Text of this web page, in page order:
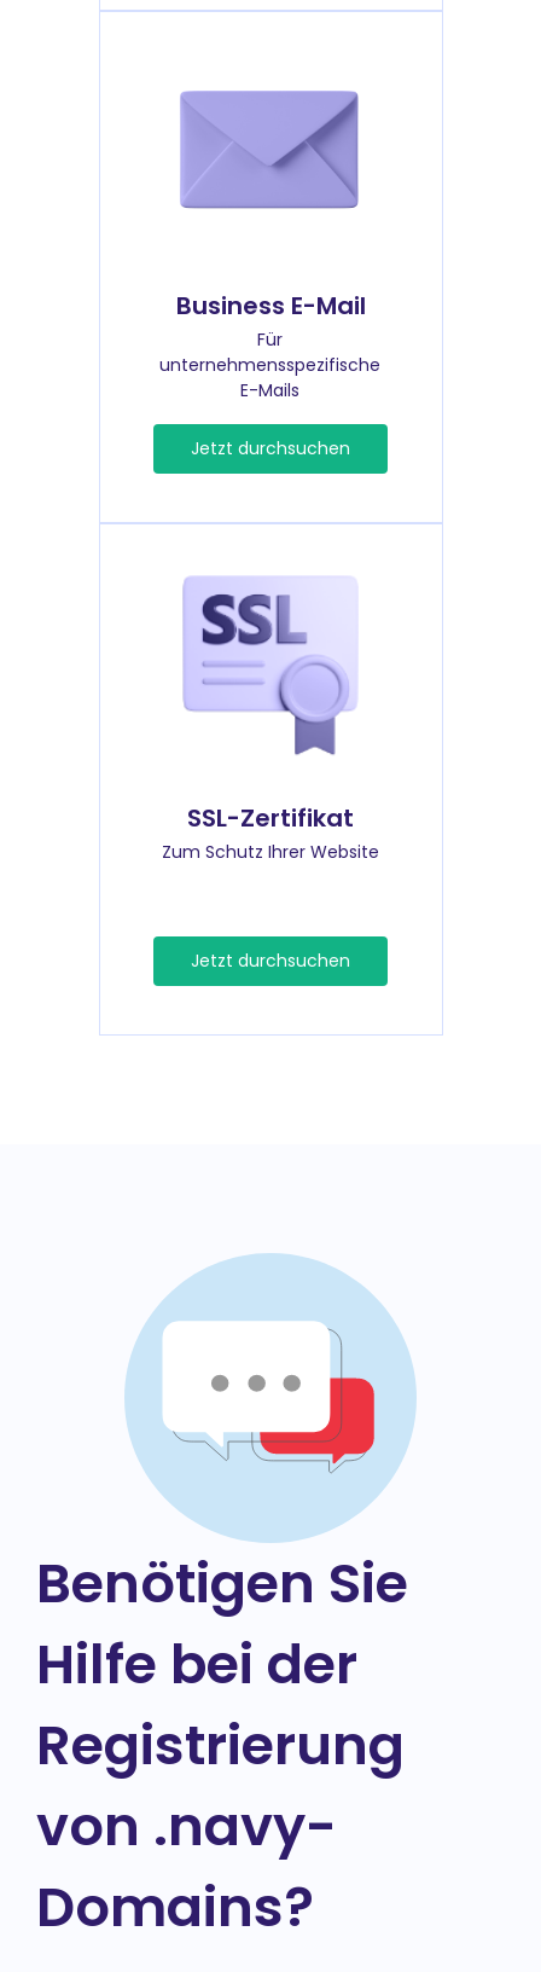
Business E-Mail
Für
unternehmensspezifische
E-Mails
Jetzt durchsuchen
SSL-Zertifikat
Zum Schutz Ihrer Website
Jetzt durchsuchen
Benötigen Sie
Hilfe bei der
Registrierung
von .navy-
Domains?